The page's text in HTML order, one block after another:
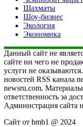
Шахматы
Шоу-бизнес
Экология
Экономика
Данный сайт не
сайте ни чего не
услуги не
новостей RSS канала
newsru.com.
ответственность за
Администрация сайта
Сайт от bmb1 @ 2024